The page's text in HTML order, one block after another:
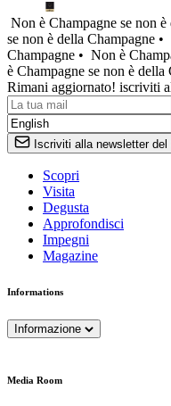
Non è Champagne se non è
se non è della Champagne •
Champagne • Non è
è Champagne se non è della
Rimani aggiornato! iscriviti
Iscriviti alla newsletter
Scopri
Visita
Degusta
Approfondisci
Impegni
Magazine
Informations
Informazione
Media Room